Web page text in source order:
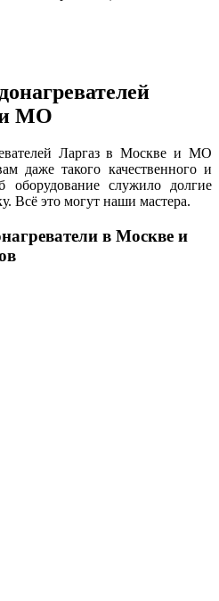
и МО
Ларгаз в Москве и МО
даже такого качественного и
оборудование служило долгие
Всё это могут наши мастера.
в Москве и